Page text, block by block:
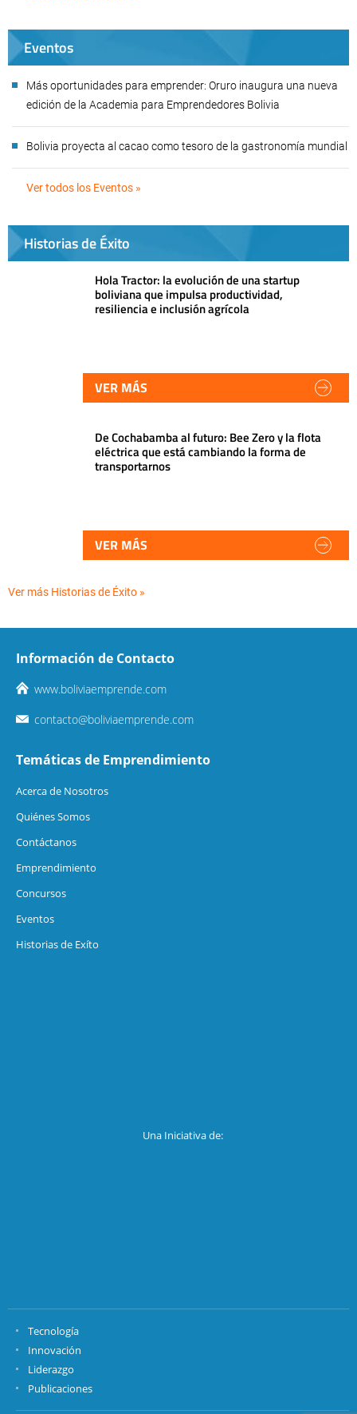
Eventos
Más oportunidades para emprender: Oruro inaugura una nueva
edición de la Academia para Emprendedores Bolivia
Bolivia proyecta al cacao como tesoro de la gastronomía mundial
Ver todos los Eventos »
Historias de Éxito
Hola Tractor: la evolución de una startup
boliviana que impulsa productividad,
resiliencia e inclusión agrícola
VER MÁS
De Cochabamba al futuro: Bee Zero y la flota
eléctrica que está cambiando la forma de
transportarnos
VER MÁS
Ver más Historias de Éxito »
Información de Contacto
www.boliviaemprende.com
contacto@boliviaemprende.com
Temáticas de Emprendimiento
Acerca de Nosotros
Quiénes Somos
Contáctanos
Emprendimiento
Concursos
Eventos
Historias de Exíto
Una Iniciativa de:
Tecnología
Innovación
Liderazgo
Publicaciones